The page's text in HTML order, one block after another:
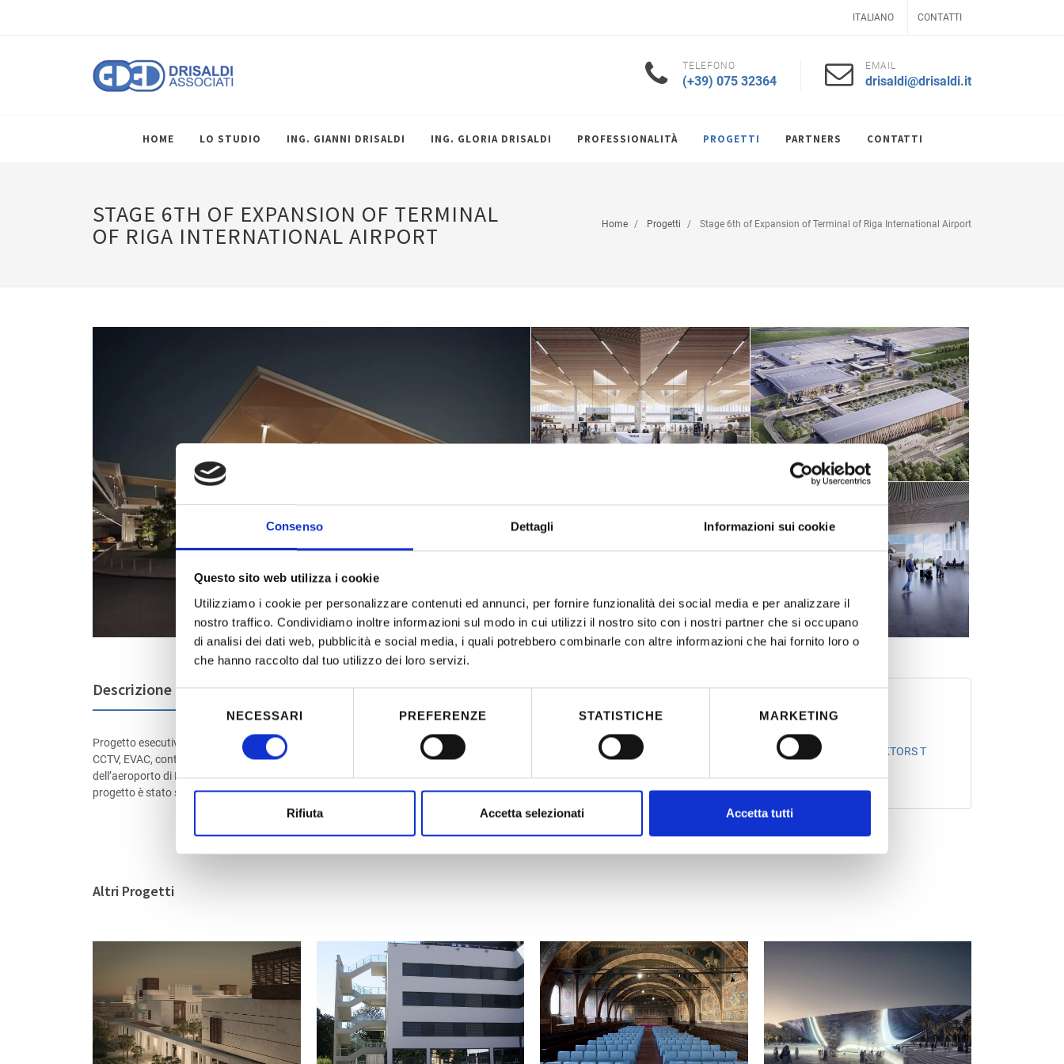
Consenso Dettagli Informazioni sui cookie
Questo sito web utilizza i cookie
Utilizziamo i cookie per personalizzare contenuti ed annunci, per fornire funzionalità dei social media e per analizzare il
nostro traffico. Condividiamo inoltre informazioni sul modo in cui utilizzi il nostro sito con i nostri partner che si occupano
di analisi dei dati web, pubblicità e social media, i quali potrebbero combinarle con altre informazioni che hai fornito loro o
che hanno raccolto dal tuo utilizzo dei loro servizi.
NECESSARI PREFERENZE STATISTICHE MARKETING
Rifiuta Accetta selezionati Accetta tutti
ITALIANO CONTATTI
TELEFONO
(+39) 075 32364
EMAIL
drisaldi@drisaldi.it
HOME LO STUDIO ING. GIANNI DRISALDI ING. GLORIA DRISALDI PROFESSIONALITÀ PROGETTI PARTNERS CONTATTI
STAGE 6TH OF EXPANSION OF TERMINAL
OF RIGA INTERNATIONAL AIRPORT Home Progetti Stage 6th of Expansion of Terminal of Riga International Airport
Descrizione
Progetto esecutivo degli impianti elettrici (MT-BT), di illuminazione, rilevazione incendi,
CCTV, EVAC, controllo accessi, telecom e BMS a servizio dell’ampliamento
dell’aeroporto di Riga – 6th Stage New Terminal Expansion of Riga Airport (Lettonia).Il
progetto è stato sviluppato su piattaforma BIM.
Partner:
ONE WORKS S.p.A./SINTAGMA S.r.l./VEKTORS T
Periodo:
2020-2023
Altri Progetti